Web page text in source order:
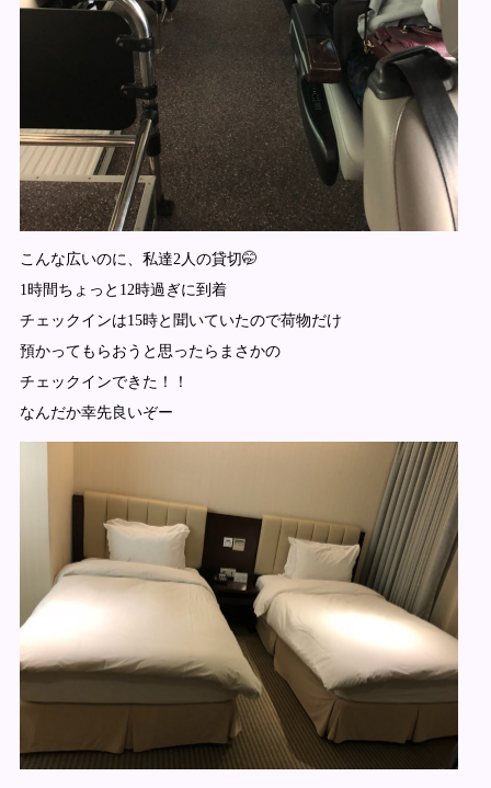
こんな広いのに、私達2人の貸切🤭
1時間ちょっと12時過ぎに到着
チェックインは15時と聞いていたので荷物だけ
預かってもらおうと思ったらまさかの
チェックインできた！！
なんだか幸先良いぞー